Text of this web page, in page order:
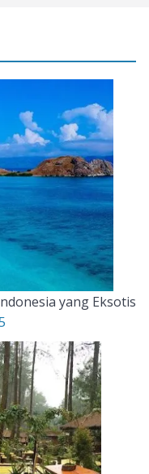
yang Eksotis